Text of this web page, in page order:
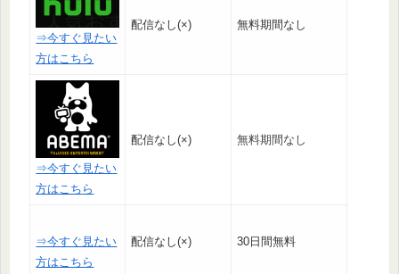
⇒今すぐ見たい
方はこちら
配信なし(×) 無料期間なし
⇒今すぐ見たい
方はこちら
配信なし(×) 無料期間なし
⇒今すぐ見たい
方はこちら
配信なし(×) 30日間無料